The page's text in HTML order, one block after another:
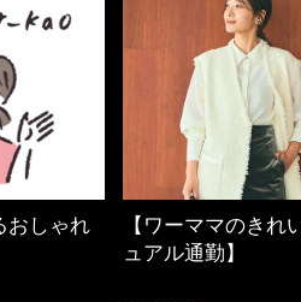
いめカジ
優木まおみさん「
割。」